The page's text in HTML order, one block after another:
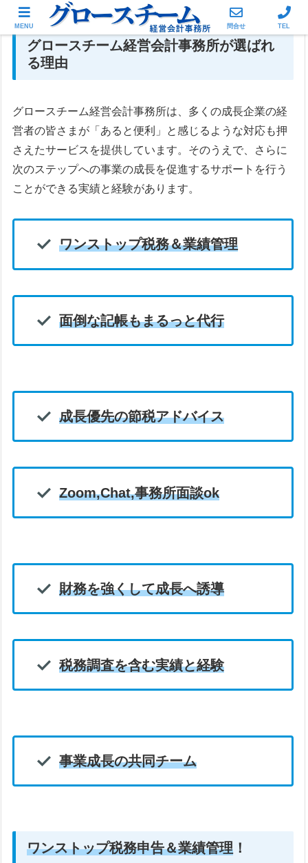
グロースチーム経営会計事務所が選ばれ
る理由
グロースチーム経営会計事務所は、多くの成長企業の経
営者の皆さまが「あると便利」と感じるような対応も押
さえたサービスを提供しています。そのうえで、さらに
次のステップへの事業の成長を促進するサポートを行う
ことができる実績と経験があります。
ワンストップ税務＆業績管理
面倒な記帳もまるっと代行
成長優先の節税アドバイス
Zoom,Chat,事務所面談ok
財務を強くして成長へ誘導
税務調査を含む実績と経験
事業成長の共同チーム
ワンストップ税務申告＆業績管理 ！
MENU 問合せ TEL